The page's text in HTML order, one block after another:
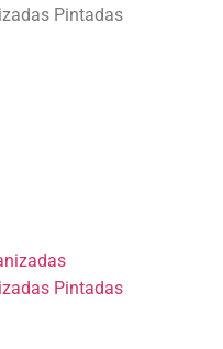
Pintadas
Pintadas